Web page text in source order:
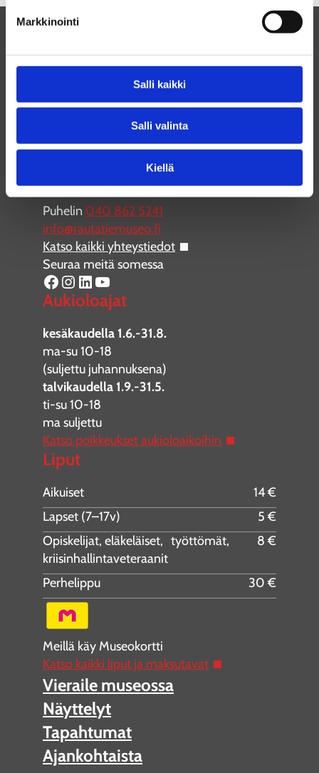
Markkinointi
Salli kaikki
Salli valinta
Kiellä
Suomen Rautatiemuseo
Puhelin 040 862 5241
info@rautatiemuseo.fi
Katso kaikki yhteystiedot
Seuraa meitä somessa
Facebook Instagram LinkedIn YouTube
Aukioloajat
kesäkaudella 1.6.-31.8.
ma-su 10-18
(suljettu juhannuksena)
talvikaudella 1.9.-31.5.
ti-su 10-18
ma suljettu
Katso poikkeukset aukioloaikoihin
Liput
Aikuiset
14 €
Lapset (7–17v)
5 €
Opiskelijat, eläkeläiset, työttömät,
kriisinhallintaveteraanit
8 €
Perhelippu 30 €
Meillä käy Museokortti
Katso kaikki liput ja maksutavat
Vieraile museossa
Näyttelyt
Tapahtumat
Ajankohtaista